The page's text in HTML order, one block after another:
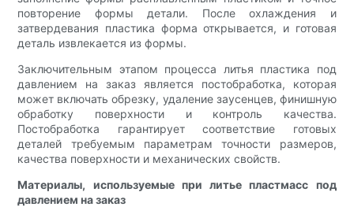
повторение формы детали. После охлаждения и
затвердевания пластика форма открывается, и готовая
деталь извлекается из формы.
Заключительным этапом процесса литья пластика под
давлением на заказ является постобработка, которая
может включать обрезку, удаление заусенцев, финишную
обработку поверхности и контроль качества.
Постобработка гарантирует соответствие готовых
деталей требуемым параметрам точности размеров,
качества поверхности и механических свойств.
Материалы, используемые при литье пластмасс под
давлением на заказ